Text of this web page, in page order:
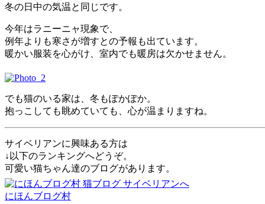
冬の日中の気温と同じです。
今年はラニーニャ現象で、
例年よりも寒さが増すとの予報も出ています。
暖かい服装を心がけ、室内でも暖房は欠かせません。
でも猫のいる家は、冬もぽかぽか。
抱っこしても眺めていても、心が温まりますね。
サイベリアンに興味ある方は
↓以下のランキングへどうぞ。
可愛い猫ちゃん達のブログがあります。
にほんブログ村